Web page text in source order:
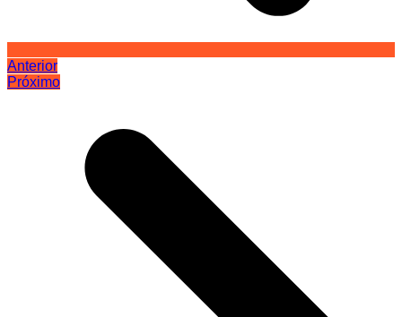
Anterior
Próximo